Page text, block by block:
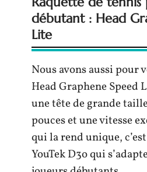
débutant : Head
Lite
Nous avons aussi pour
Head Graphene Speed
une tête de grande
pouces et une vitesse
qui la rend unique,
YouTek D3o qui